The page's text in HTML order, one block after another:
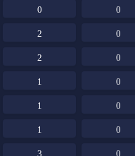
0
0
0
2
0
2
0
1
0
1
0
1